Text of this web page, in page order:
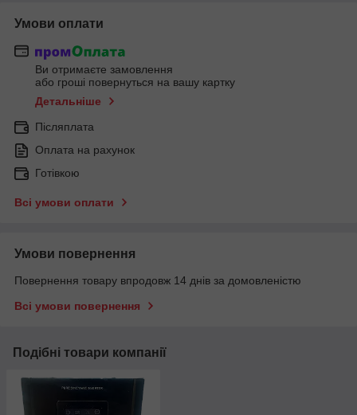
Умови оплати
Ви отримаєте замовлення
або гроші повернуться на вашу картку
Детальніше
Післяплата
Оплата на рахунок
Готівкою
Всі умови оплати
Умови повернення
Повернення товару впродовж 14 днів за домовленістю
Всі умови повернення
Подібні товари компанії